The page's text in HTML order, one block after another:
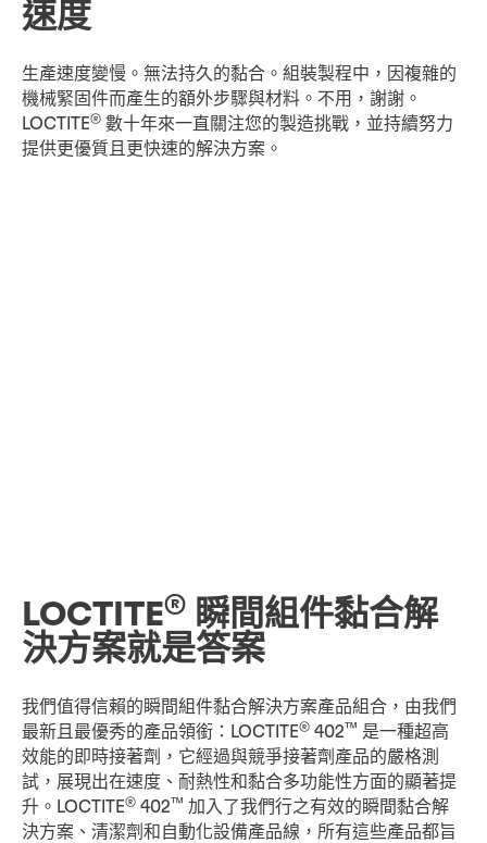
速度
生產速度變慢。無法持久的黏合。組裝製程中，因複雜的
機械緊固件而產生的額外步驟與材料。不用，謝謝。
LOCTITE® 數十年來一直關注您的製造挑戰，並持續努力
提供更優質且更快速的解決方案。
LOCTITE® 瞬間組件黏合解
決方案就是答案
我們值得信賴的瞬間組件黏合解決方案產品組合，由我們
最新且最優秀的產品領銜：LOCTITE® 402™ 是一種超高
效能的即時接著劑，它經過與競爭接著劑產品的嚴格測
試，展現出在速度、耐熱性和黏合多功能性方面的顯著提
升。LOCTITE® 402™ 加入了我們行之有效的瞬間黏合解
決方案、清潔劑和自動化設備產品線，所有這些產品都旨